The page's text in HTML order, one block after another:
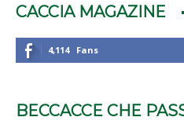
CACCIA MAGAZINE
4,114 Fans
BECCACCE CHE